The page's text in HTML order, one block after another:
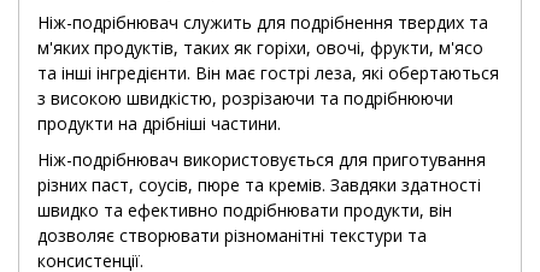
Ніж-подрібнювач служить для подрібнення твердих та
м'яких продуктів, таких як горіхи, овочі, фрукти, м'ясо
та інші інгредієнти. Він має гострі леза, які обертаються
з високою швидкістю, розрізаючи та подрібнюючи
продукти на дрібніші частини.
Ніж-подрібнювач використовується для приготування
різних паст, соусів, пюре та кремів. Завдяки здатності
швидко та ефективно подрібнювати продукти, він
дозволяє створювати різноманітні текстури та
консистенції.